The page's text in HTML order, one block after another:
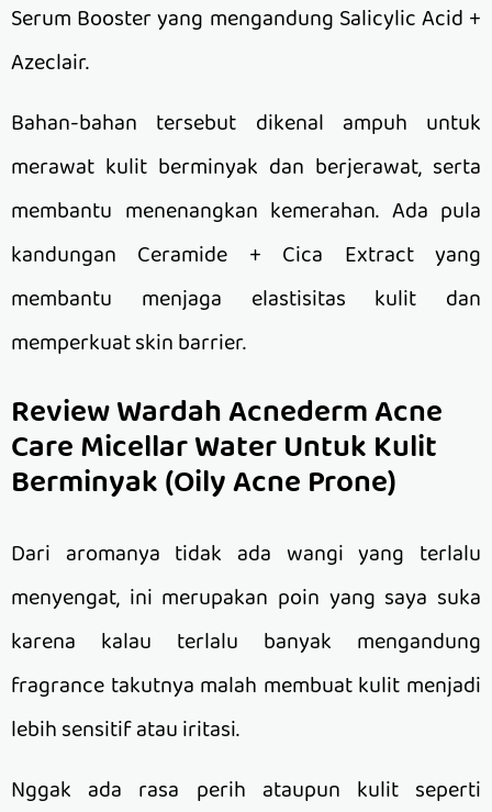
Serum Booster yang mengandung Salicylic Acid +
Azeclair.
Bahan-bahan tersebut dikenal ampuh untuk
merawat kulit berminyak dan berjerawat, serta
membantu menenangkan kemerahan. Ada pula
kandungan Ceramide + Cica Extract yang
membantu menjaga elastisitas kulit dan
memperkuat skin barrier.
Review Wardah Acnederm Acne
Care Micellar Water Untuk Kulit
Berminyak (Oily Acne Prone)
Dari aromanya tidak ada wangi yang terlalu
menyengat, ini merupakan poin yang saya suka
karena kalau terlalu banyak mengandung
fragrance takutnya malah membuat kulit menjadi
lebih sensitif atau iritasi.
Nggak ada rasa perih ataupun kulit seperti